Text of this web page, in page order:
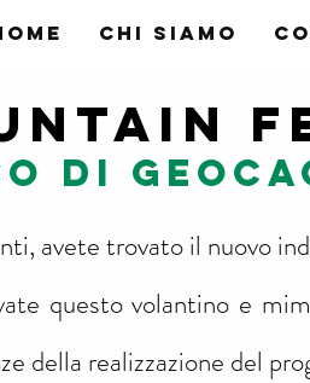
CHI SIAMO
di
avete trovato il nuovo
questo volantino e
della realizzazione del